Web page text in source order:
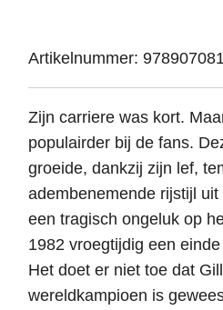
Artikelnummer:
Zijn carriere was kort.
populairder bij de fans.
groeide, dankzij zijn lef,
adembenemende rijstijl
een tragisch ongeluk op
1982 vroegtijdig een
Het doet er niet toe dat
wereldkampioen is